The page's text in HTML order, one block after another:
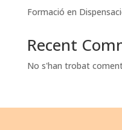
Formació en
Recent
No s'han trobat